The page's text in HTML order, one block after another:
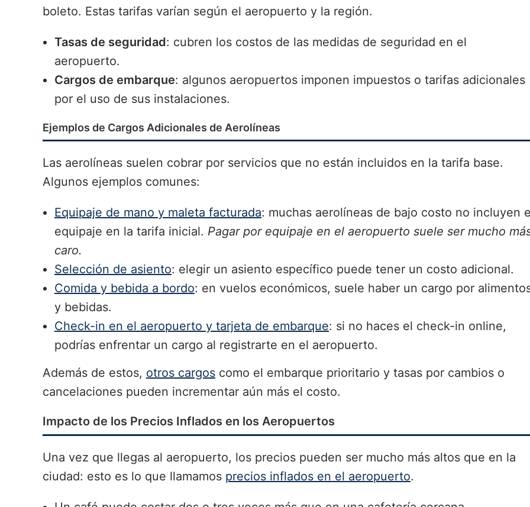
boleto. Estas tarifas varían según el aeropuerto y la región.
Tasas de seguridad: cubren los costos de las medidas de seguridad en el
aeropuerto.
Cargos de embarque: algunos aeropuertos imponen impuestos o tarifas adicionales
por el uso de sus instalaciones.
Ejemplos de Cargos Adicionales de Aerolíneas
Las aerolíneas suelen cobrar por servicios que no están incluidos en la tarifa base.
Algunos ejemplos comunes:
Equipaje de mano y maleta facturada: muchas aerolíneas de bajo costo no incluyen
equipaje en la tarifa inicial. Pagar por equipaje en el aeropuerto suele ser mucho
caro.
Selección de asiento: elegir un asiento específico puede tener un costo adicional.
Comida y bebida a bordo: en vuelos económicos, suele haber un cargo por
y bebidas.
Check-in en el aeropuerto y tarjeta de embarque: si no haces el check-in online,
podrías enfrentar un cargo al registrarte en el aeropuerto.
Además de estos, otros cargos como el embarque prioritario y tasas por cambios o
cancelaciones pueden incrementar aún más el costo.
Impacto de los Precios Inflados en los Aeropuertos
Una vez que llegas al aeropuerto, los precios pueden ser mucho más altos que en la
ciudad: esto es lo que llamamos precios inflados en el aeropuerto.